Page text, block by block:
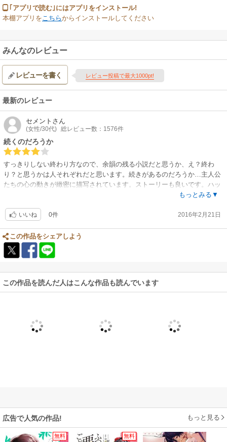
｢アプリで読む｣にはアプリをインストール!
本棚アプリをこちらからインストールしてください
みんなのレビュー
レビューを書く レビュー投稿で最大1000pt!
最新のレビュー
セメント さん
(女性/30代) 総レビュー数：1576件
続くのだろうか
すっきりしない終わり方なので、余韻の残る小説だと思うか、え？終わ
り？と思うかは人それぞれだと思います。続きがあるのだろうか…主人公
たちの心の動きが緻密に描写されています。ストーリーも良いです。ハッ
ピーエンドじゃないとだめ！という人には向かない小説ですが、みんなが
必然なのだという気もします。
もっとみる▼
いいね 0件 2016年2月21日
この作品をシェアしよう
この作品を読んだ人はこんな作品も読んでいます
広告で人気の作品! もっと見る
無料 無料